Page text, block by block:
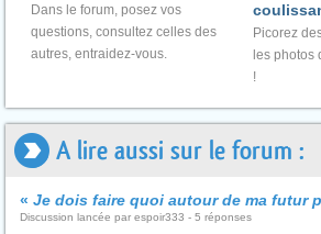
Dans le forum, posez vos
questions, consultez celles des
autres, entraidez-vous.
Picorez
les photos
!
A lire aussi sur le forum :
« Je dois faire quoi autour de ma futur
Discussion lancée par espoir333 - 5 réponses